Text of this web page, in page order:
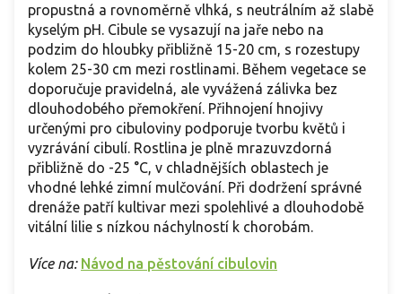
propustná a rovnoměrně vlhká, s neutrálním až slabě
kyselým pH. Cibule se vysazují na jaře nebo na
podzim do hloubky přibližně 15-20 cm, s rozestupy
kolem 25-30 cm mezi rostlinami. Během vegetace se
doporučuje pravidelná, ale vyvážená zálivka bez
dlouhodobého přemokření. Přihnojení hnojivy
určenými pro cibuloviny podporuje tvorbu květů i
vyzrávání cibulí. Rostlina je plně mrazuvzdorná
přibližně do -25 °C, v chladnějších oblastech je
vhodné lehké zimní mulčování. Při dodržení správné
drenáže patří kultivar mezi spolehlivé a dlouhodobě
vitální lilie s nízkou náchylností k chorobám.
Více na: Návod na pěstování cibulovin